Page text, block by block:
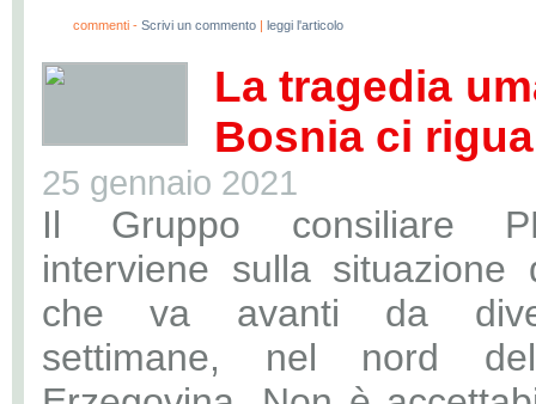
commenti - Scrivi un commento | leggi l'articolo
La tragedia
Bosnia ci
25 gennaio 2021
Il Gruppo consiliare
interviene sulla situazione
che va avanti da
settimane, nel nord